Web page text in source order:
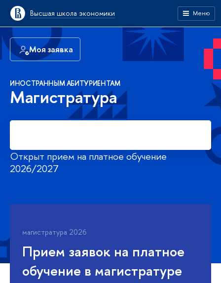
Высшая школа экономики Меню
Моя заявка
ИНОСТРАННЫМ АБИТУРИЕНТАМ
Магистратура
Открыт прием на платное обучение
2026/2027
магистратура 2026
Прием заявок на платное
обучение в магистратуре